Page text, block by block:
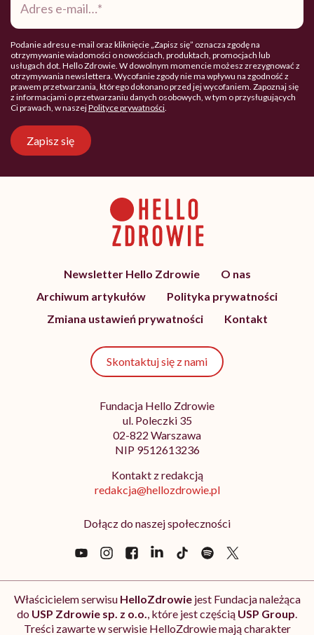
mail*
Podanie adresu e-mail oraz kliknięcie „Zapisz się” oznacza zgodę na
otrzymywanie wiadomości o nowościach, produktach, promocjach lub
usługach dot. Hello Zdrowie. W dowolnym momencie możesz zrezygnować z
otrzymywania newslettera. Wycofanie zgody nie ma wpływu na zgodność z
prawem przetwarzania, którego dokonano przed jej wycofaniem. Zapoznaj się
z informacjami o przetwarzaniu danych osobowych, w tym o przysługujących
Ci prawach, w naszejPolityce prywatności.
Zapisz się
Newsletter Hello Zdrowie
O nas
Archiwum artykułów
Polityka prywatności
Zmiana ustawień prywatności
Kontakt
Skontaktuj się z nami
Fundacja Hello Zdrowie
ul. Poleczki 35
02-822 Warszawa
NIP 9512613236
Kontakt z redakcją
redakcja@hellozdrowie.pl
Dołącz do naszej społeczności
Właścicielem serwisu HelloZdrowiejest Fundacja należąca
do USP Zdrowie sp. z o.o., które jest częścią USP Group.
Treści zawarte w serwisie HelloZdrowie mają charakter